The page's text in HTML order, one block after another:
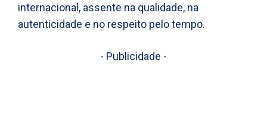
internacional, assente na qualidade, na
autenticidade e no respeito pelo tempo.
- Publicidade -